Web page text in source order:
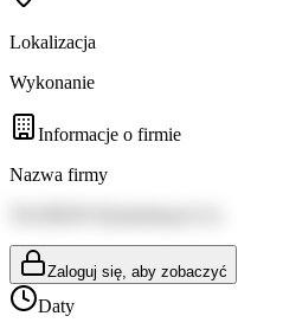
Lokalizacja
Wykonanie
Informacje o firmie
Nazwa firmy
Zaloguj się, aby zobaczyć
Daty